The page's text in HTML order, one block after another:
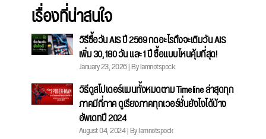
เรื่องที่น่าสนใจ
วิธีซื้อวัน AIS ปี 2569 กดอะไรถึงจะเติมวัน AIS
เพิ่ม 30, 180 วัน และ 1 ปี ซื้อแบบไหนคุ้มที่สุด!
January 23, 2026 | By Iamnotspock
วิธีดูสไปเดอร์แมนทั้งหมดตาม Timeline ล่าสุดทุก
ภาคมีกี่ภาค ดูเรียงภาคทุกเวอร์ชั่นยังไงได้บ้าง
อัพเดทปี 2024
August 04, 2024 | By Iamnotspock